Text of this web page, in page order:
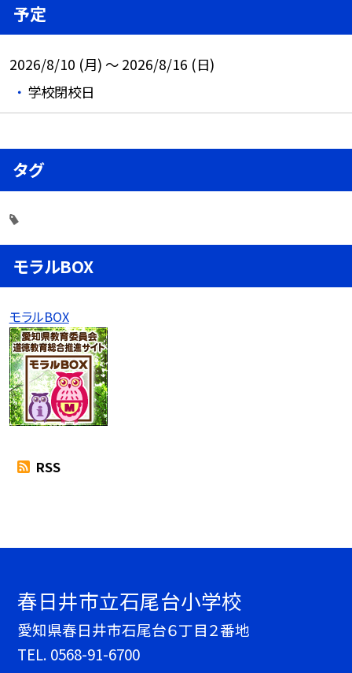
予定
2026/8/10 (月) ～ 2026/8/16 (日)
学校閉校日
タグ
モラルBOX
モラルBOX
RSS
春日井市立石尾台小学校
愛知県春日井市石尾台６丁目２番地
TEL. 0568-91-6700